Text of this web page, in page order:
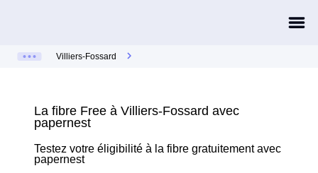
Villiers-Fossard
La fibre Free à Villiers-Fossard avec
papernest
Testez votre éligibilité à la fibre gratuitement avec
papernest